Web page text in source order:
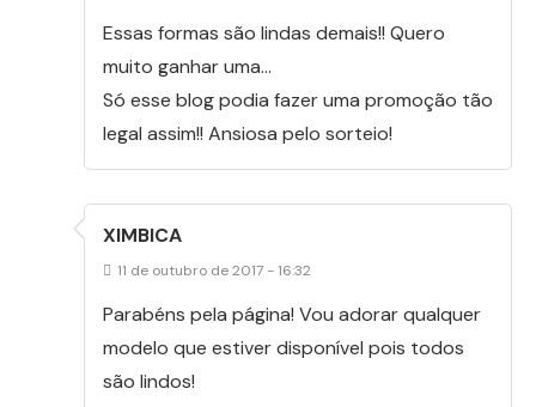
Essas formas são lindas demais!! Quero
muito ganhar uma…
Só esse blog podia fazer uma promoção tão
legal assim!! Ansiosa pelo sorteio!
XIMBICA
11 de outubro de 2017 - 16:32
Parabéns pela página! Vou adorar qualquer
modelo que estiver disponível pois todos
são lindos!